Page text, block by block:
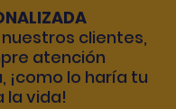
clientes,
atención
¡como lo haría tu
la vida!